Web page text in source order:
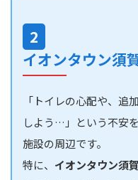
2
イオンタウン須
「トイレの心配や、追
しよう…」という不安
施設の周辺です。
特に、 イオンタウン須